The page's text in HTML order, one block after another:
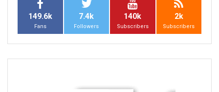
149.6k
Fans
7.4k
Followers
140k
Subscribers
2k
Subscribers